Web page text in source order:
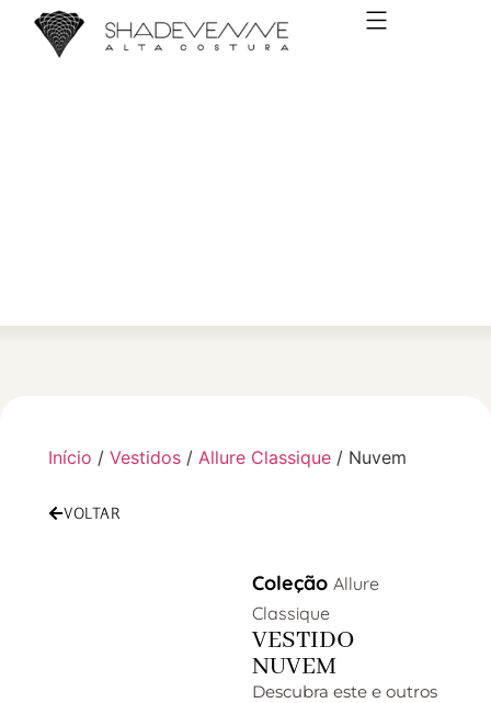
Início / Vestidos / Allure Classique / Nuvem
VOLTAR
Coleção Allure
Classique
VESTIDO
NUVEM
Descubra este e outros